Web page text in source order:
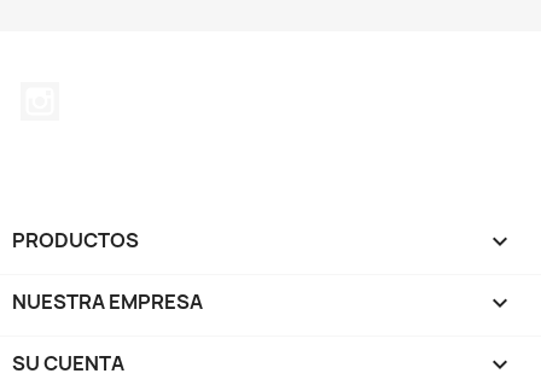
PRODUCTOS 
NUESTRA EMPRESA 
SU CUENTA 